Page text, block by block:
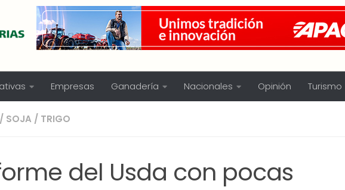
Empresas Ganadería Nacionales Opinión Turismo
/ SOJA / TRIGO
del Usda con pocas